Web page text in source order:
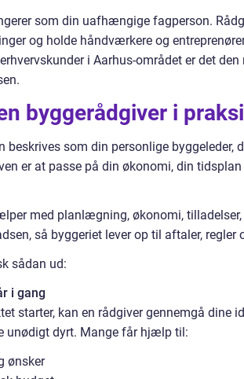
som din uafhængige fagperson.
og holde håndværkere og
i Aarhus-området er det
byggerådgiver i
beskrives som din personlige byggeleder,
er at passe på din økonomi, din
med planlægning, økonomi,
så byggeriet lever op til aftaler, regler
sådan ud:
i gang
starter, kan en rådgiver gennemgå dine
unødigt dyrt. Mange får hjælp til:
ønsker